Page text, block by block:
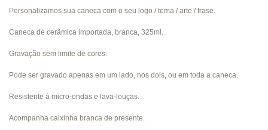
Personalizamos sua caneca com o seu logo / tema / arte / frase.
Caneca de cerâmica importada, branca, 325ml.
Gravação sem limite de cores.
Pode ser gravado apenas em um lado, nos dois, ou em toda a caneca.
Resistente à micro-ondas e lava-louças.
Acompanha caixinha branca de presente.